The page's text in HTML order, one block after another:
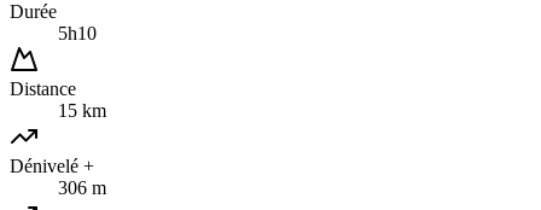
Durée
5h10
Distance
15 km
Dénivelé +
306 m